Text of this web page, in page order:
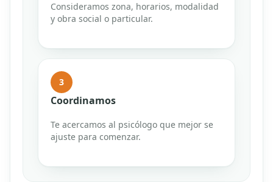
Consideramos zona, horarios, modalidad
y obra social o particular.
3
Coordinamos
Te acercamos al psicólogo que mejor se
ajuste para comenzar.